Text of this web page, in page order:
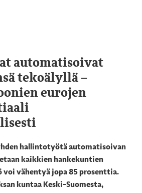
automatisoivat
tekoälyllä –
eurojen
hallintotyötä automatisoivan
kaikkien hankekuntien
vähentyä jopa 85 prosenttia.
kuntaa Keski-Suomesta,